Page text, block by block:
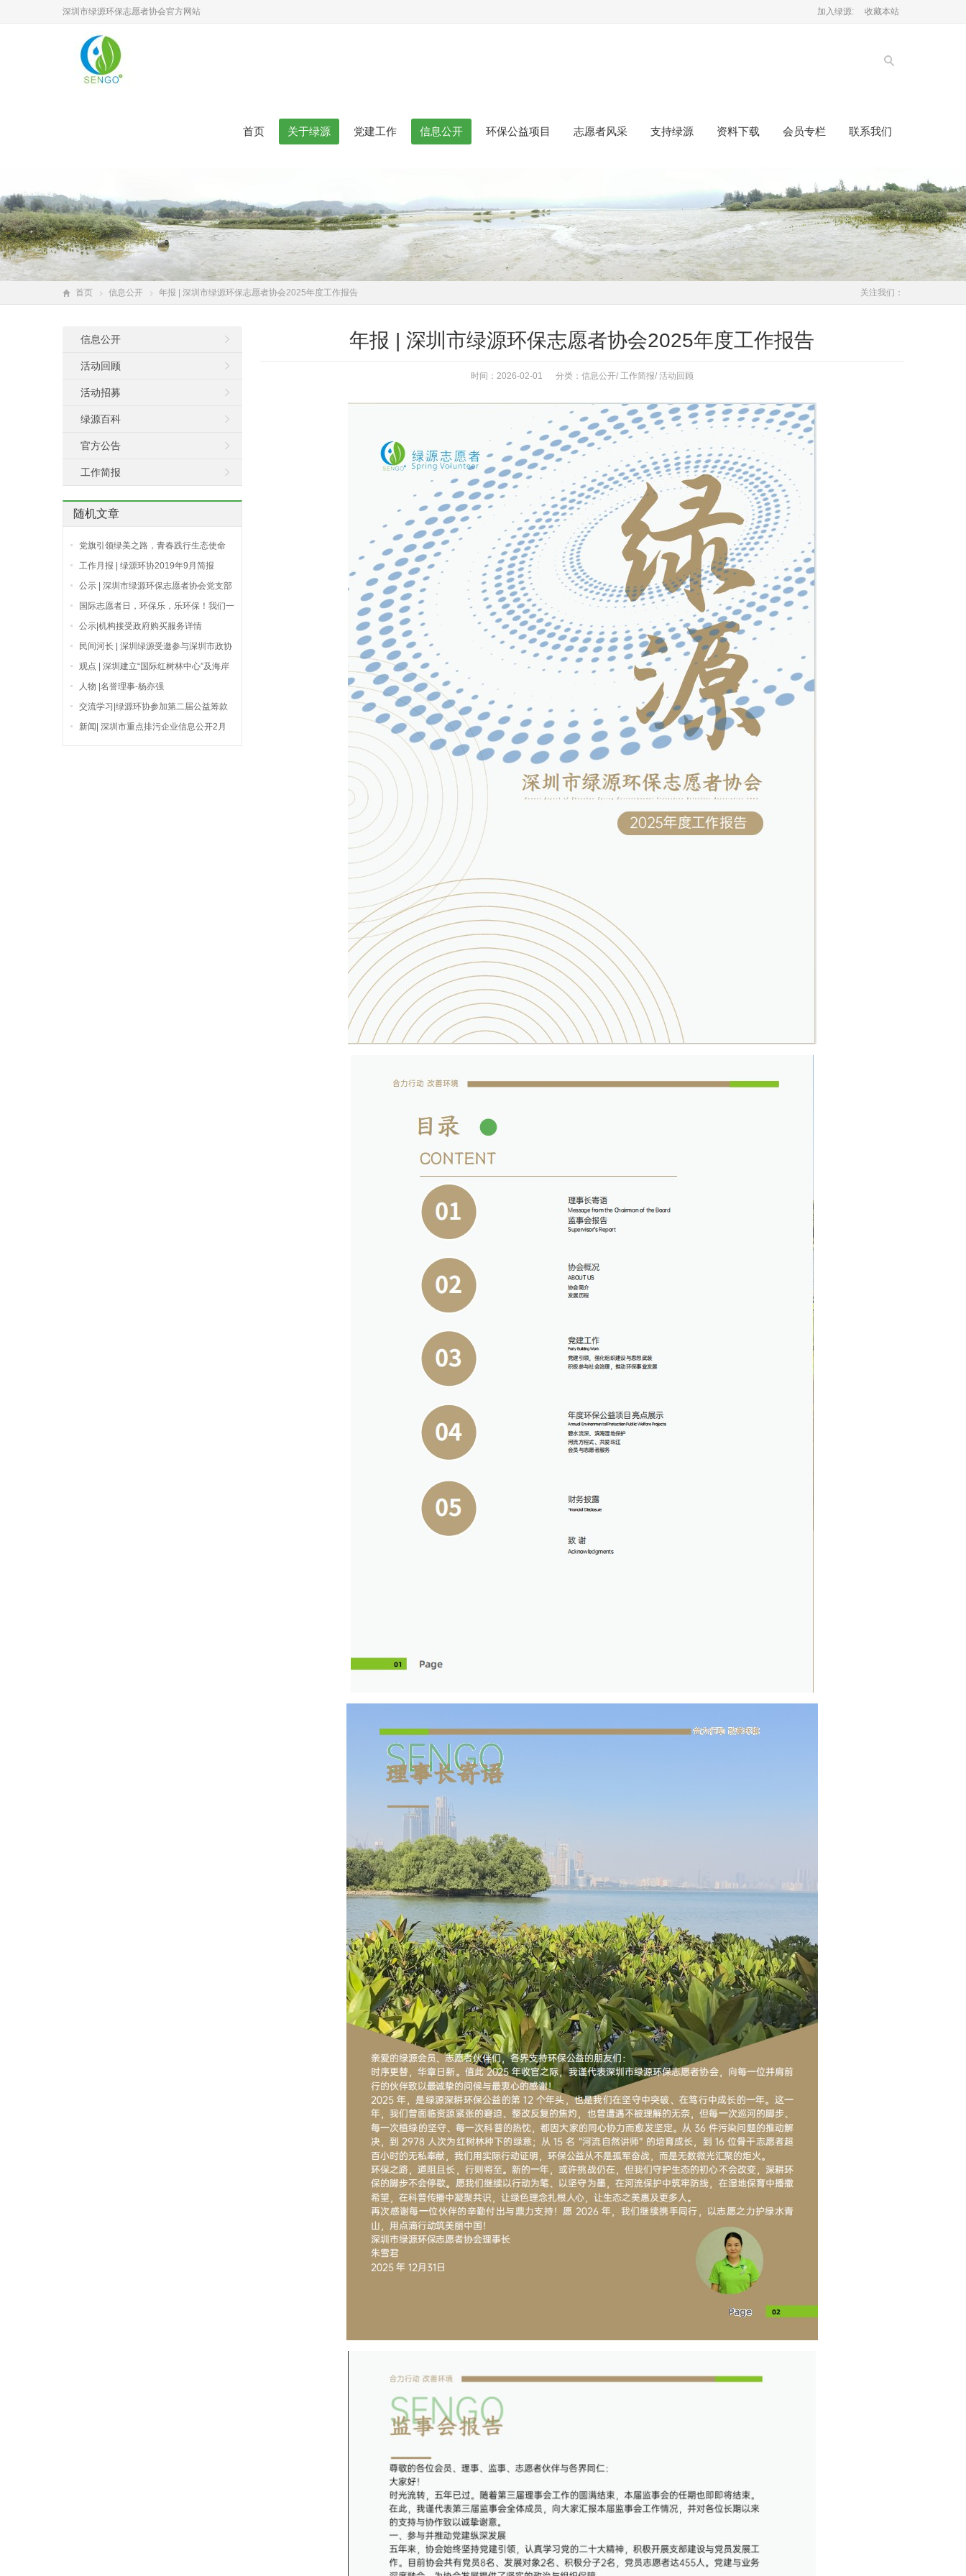
深圳市绿源环保志愿者协会官方网站 加入绿源: 收藏本站
首页 关于绿源 党建工作 信息公开 环保公益项目 志愿者风采 支持绿源 资料下载 会员专栏 联系我们
首页 信息公开 年报 | 深圳市绿源环保志愿者协会2025年度工作报告 关注我们：
年报 | 深圳市绿源环保志愿者协会2025年度工作报告
时间：2026-02-01 分类： 信息公开/ 工作简报/ 活动回顾
信息公开
活动回顾
活动招募
绿源百科
官方公告
工作简报
随机文章
党旗引领绿美之路，青春践行生态使命
——市青年社会组织联合党委开展“我为
深圳种棵树”主题党日活动
工作月报 | 绿源环协2019年9月简报
公示 | 深圳市绿源环保志愿者协会党支部
2022年总结及2023年计划
国际志愿者日，环保乐，乐环保！我们一
起零废弃
公示|机构接受政府购买服务详情
民间河长 | 深圳绿源受邀参与深圳市政协
水环境座谈会
观点 | 深圳建立“国际红树林中心”及海岸
带生态保护
人物 |名誉理事-杨亦强
交流学习|绿源环协参加第二届公益筹款
人大会
新闻| 深圳市重点排污企业信息公开2月